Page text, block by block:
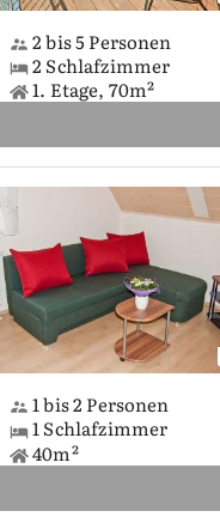
2 bis 5 Personen
2 Schlafzimmer
1. Etage, 70m²
1 bis 2 Personen
1 Schlafzimmer
40m²